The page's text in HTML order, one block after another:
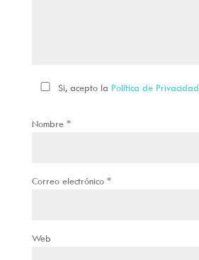
Si, acepto la Política de Privacidad
Nombre *
Correo electrónico *
Web